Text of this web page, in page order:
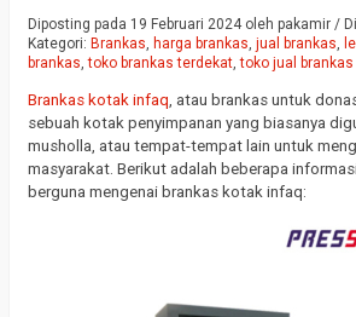
Diposting pada 19 Februari 2024 oleh pakamir /
Kategori: Brankas, harga brankas, jual brankas,
brankas,toko brankas terdekat,toko jual brankas
Brankas kotak infaq, atau brankas untuk
sebuah kotak penyimpanan yang biasanya
musholla, atau tempat-tempat lain untuk
masyarakat. Berikut adalah beberapa
berguna mengenai brankas kotak infaq: